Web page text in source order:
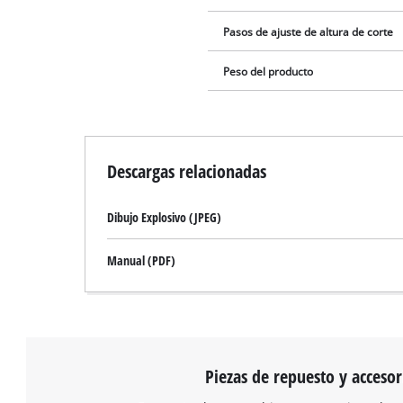
Pasos de ajuste de altura de corte
Peso del producto
Descargas relacionadas
Dibujo Explosivo (JPEG)
Manual (PDF)
Piezas de repuesto y